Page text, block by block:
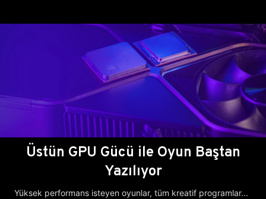
Üstün GPU Gücü ile Oyun Baştan
Yazılıyor
Yüksek performans isteyen oyunlar, tüm kreatif programlar...